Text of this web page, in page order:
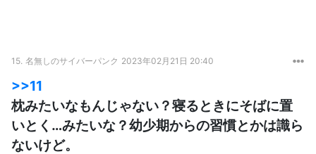
15. 名無しのサイバーパンク 2023年02月21日 20:40
>>11
枕みたいなもんじゃない？寝るときにそばに置
いとく…みたいな？幼少期からの習慣とかは識ら
ないけど。